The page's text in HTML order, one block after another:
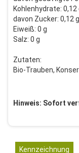
Kohlenhydrate: 0,12
davon Zucker: 0,12 g
Eiweiß: 0 g
Salz: 0 g
Zutaten:
Bio-Trauben,
Hinweis: Sofort
Kennzeichnung